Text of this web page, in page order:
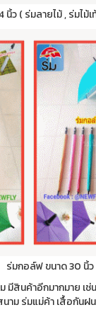
นิ้ว ( ร่มลายไม้ , ร่มไม้
ร่มกอล์ฟ ขนาด 30 นิ้ว
มีสินค้าอีกมากมาย
าม ร่มแม่ค้า เสื้อกันฝน